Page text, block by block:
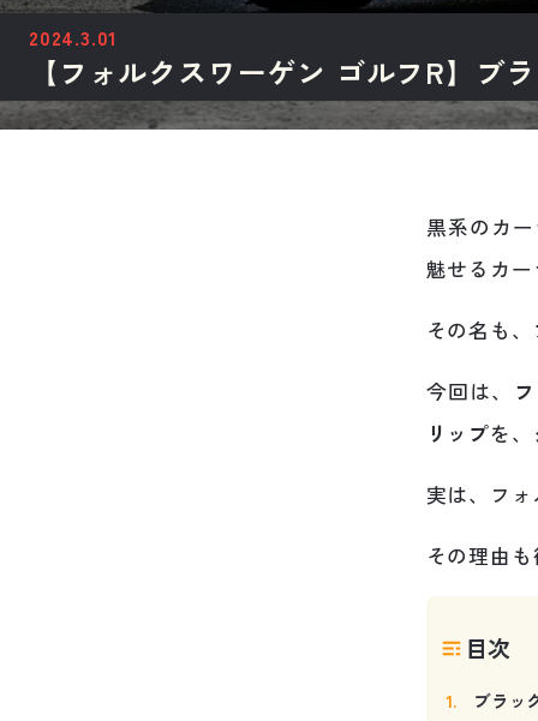
2024.3.01
【フォルクスワーゲン ゴルフR】ブ
黒系のカ
魅せるカ
その名も、
今回は、
リップを、
実は、フ
その理由
目次
ブラッ